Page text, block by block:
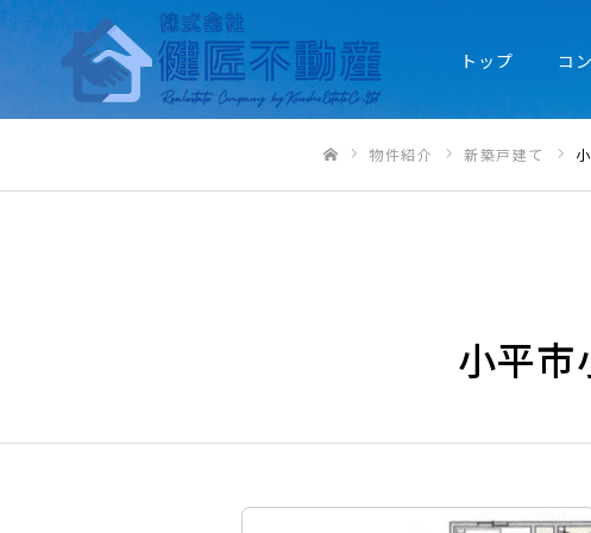
トップ コ
物件紹介 新築戸建て
小平